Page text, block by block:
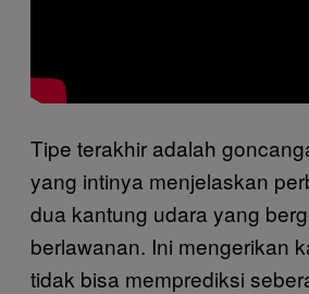
Tipe terakhir adalah
yang intinya menjelaskan
dua kantung udara yang
berlawanan. Ini mengerikan
tidak bisa memprediksi